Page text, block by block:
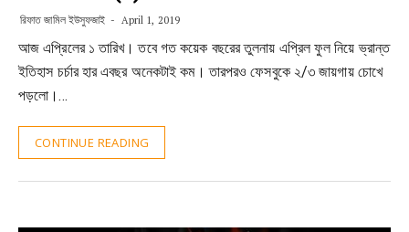
রিফাত জামিল ইউসুফজাই April 1, 2019
আজ এপ্রিলের ১ তারিখ। তবে গত কয়েক বছরের তুলনায় এপ্রিল ফুল নিয়ে ভ্রান্ত
ইতিহাস চর্চার হার এবছর অনেকটাই কম। তারপরও ফেসবুকে ২/৩ জায়গায় চোখে
পড়লো।…
CONTINUE READING